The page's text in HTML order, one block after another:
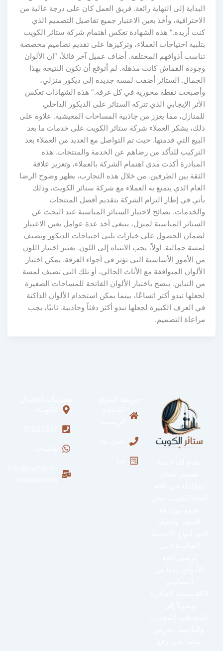
البداية إلى النهاية رائعة. فريق العمل كان على درجة عالية من
الاحترافية، وأخذ بعين الاعتبار جميع تفاصيل التصميم الذي
كنت أريده.” هذه الشهادة تعكس اهتمام شركة ستائر الكويت
بتلبية احتياجات العملاء، وتركيزها على تقديم تصاميم مخصصة
تناسب أذواقهم المختلفة. أضاف عميل آخر قائلاً، “إن الألوان
وجودة القماش كانت مذهلة. لم أتوقع أن تكون النتيجة بهذا
الجمال. الستائر أضفت لمسة جديدة إلى ديكور منزلي،
وأصبحت نقطة محورية في كل غرفة.” هذه الشهادات تعكس
الأثر الإيجابي الذي تتركه الستائر على الديكور الداخلي
للمنازل، مما يعزز من جاذبية المساحات المعيشية. علاوة على
ذلك، يشكر العملاء شركة ستائر الكويت على خدمات ما بعد
البيع التي قدمتها. حيث تم التواصل مع العديد من العملاء بعد
التركيب للتأكد من رضاهم عن الخدمة والمنتجات. هذه
المبادرة أكدت مدى اهتمام الشركة بالعملاء، وتعزيز علاقة
الثقة بين الطرفين. من خلال هذه التجارب، يظهر وضوح الرضا
العام الذي يتمتع به العملاء مع شركة ستائر الكويت، وذلك
يأتي في إطار التزام الشركة بتقديم أفضل المنتجات
والخدمات. نصائح لاختيار الستائر المناسبة عند البحث عن
الستائر المناسبة لمنزل، ينبغي أخذ عدة عوامل بعين الاعتبار
لضمان الحصول على خيارات تلبي احتياجات الديكور وتضيف
لمسة جمالية. أولاً، يجب الانتباه إلى اللون. يعتبر اختيار اللون
من الأمور الأساسية التي تؤثر في أجواء الغرفة. يمكن اختيار
الألوان المتوافقة مع الأثاث الحالي، أو تلك التي تضيف لمسة
من التباين. ينصح باختيار الألوان الفاتحة للمساحات الصغيرة
لجعلها تبدو أكثر اتساعًا، بينما يمكن استخدام الألوان الداكنة
في الغرف الكبيرة لجعلها تبدو أكثر دفئاً وجاذبية. ثانيًا، يجب
مراعاة التصميم.